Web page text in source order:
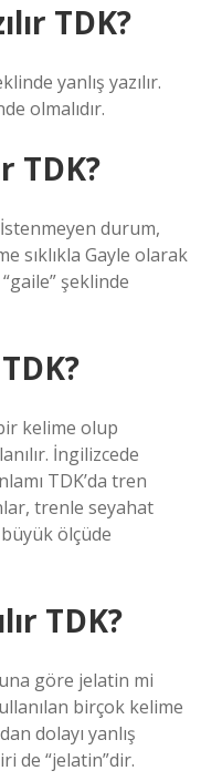
TDK?
yanlış yazılır.
olmalıdır.
TDK?
İstenmeyen durum,
sıklıkla Gayle olarak
“gaile” şeklinde
kelime olup
İngilizcede
TDK’da tren
trenle seyahat
ölçüde
TDK?
göre jelatin mi
birçok kelime
dolayı yanlış
de “jelatin”dir.